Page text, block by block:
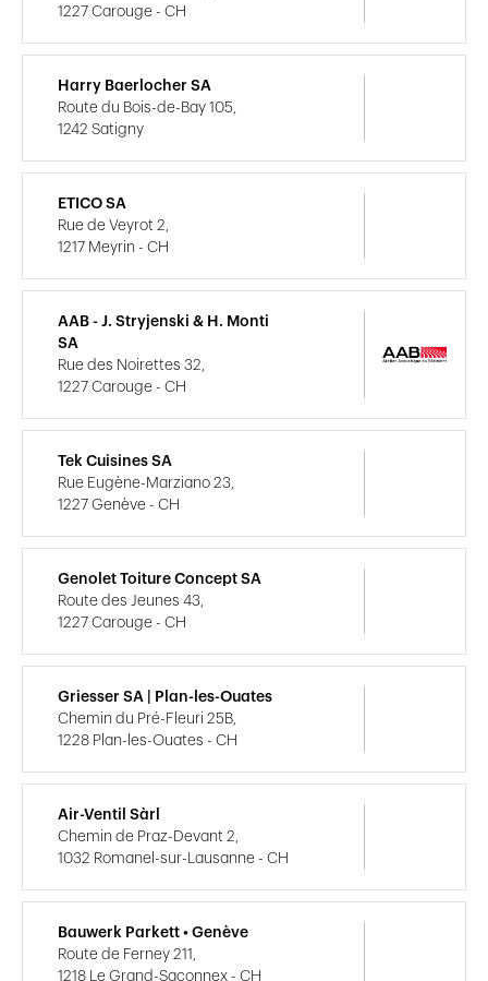
1227 Carouge - CH
Harry Baerlocher SA
Route du Bois-de-Bay 105,
1242 Satigny
ETICO SA
Rue de Veyrot 2,
1217 Meyrin - CH
AAB - J. Stryjenski & H. Monti
SA
Rue des Noirettes 32,
1227 Carouge - CH
Tek Cuisines SA
Rue Eugène-Marziano 23,
1227 Genève - CH
Genolet Toiture Concept SA
Route des Jeunes 43,
1227 Carouge - CH
Griesser SA | Plan-les-Ouates
Chemin du Pré-Fleuri 25B,
1228 Plan-les-Ouates - CH
Air-Ventil Sàrl
Chemin de Praz-Devant 2,
1032 Romanel-sur-Lausanne - CH
Bauwerk Parkett • Genève
Route de Ferney 211,
1218 Le Grand-Saconnex - CH